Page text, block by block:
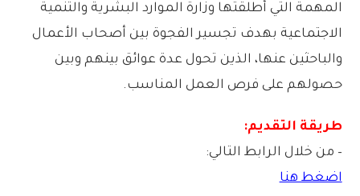
المهمة التي أطلقتها وزارة الموارد البشرية والتنمية
الاجتماعية بهدف تجسير الفجوة بين أصحاب الأعمال
والباحثين عنها، الذين تحول عدة عوائق بينهم وبين
حصولهم على فرص العمل المناسب.
طريقة التقديم:
– من خلال الرابط التالي:
اضغط هنا